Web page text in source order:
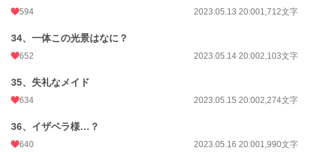
594 2023.05.13 20:001,712文字
34、一体この光景はなに？
652 2023.05.14 20:002,103文字
35、失礼なメイド
634 2023.05.15 20:002,274文字
36、イザベラ様…？
640 2023.05.16 20:001,990文字